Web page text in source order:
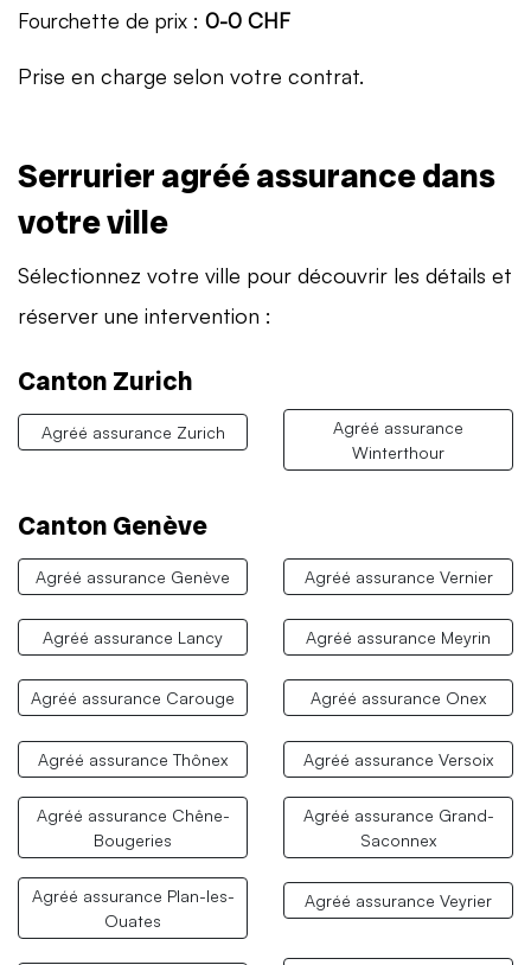
Fourchette de prix : 0-0 CHF
Prise en charge selon votre contrat.
Serrurier agréé assurance dans
votre ville
Sélectionnez votre ville pour découvrir les détails et
réserver une intervention :
Canton Zurich
Agréé assurance Zurich
Agréé assurance
Winterthour
Canton Genève
Agréé assurance Genève Agréé assurance Vernier
Agréé assurance Lancy Agréé assurance Meyrin
Agréé assurance Carouge Agréé assurance Onex
Agréé assurance Thônex Agréé assurance Versoix
Agréé assurance Chêne-
Bougeries
Agréé assurance Grand-
Saconnex
Agréé assurance Plan-les-
Ouates
Agréé assurance Veyrier